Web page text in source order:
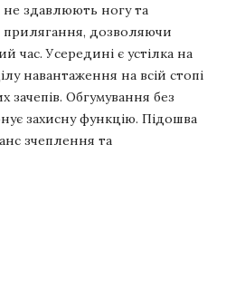
не здавлюють ногу та
прилягання, дозволяючи
час. Усередині є устілка на
навантаження на всій стопі
зачепів. Обгумування без
захисну функцію. Підошва
зчеплення та